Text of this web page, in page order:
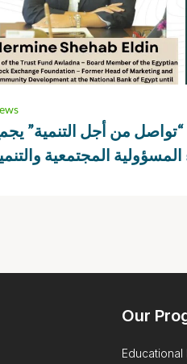
من أجل التنمية”
المسؤولية المجتمعية
Our